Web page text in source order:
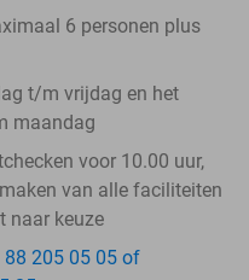
6 personen plus
t/m vrijdag en het
maandag
voor 10.00 uur,
van alle faciliteiten
naar keuze
88 205 05 05 of